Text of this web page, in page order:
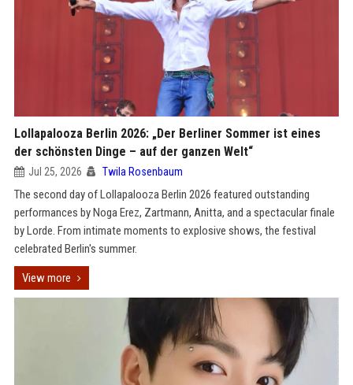
Lollapalooza Berlin 2026: „Der Berliner Sommer ist eines
der schönsten Dinge – auf der ganzen Welt“
Jul 25, 2026 Twila Rosenbaum
The second day of Lollapalooza Berlin 2026 featured outstanding
performances by Noga Erez, Zartmann, Anitta, and a spectacular finale
by Lorde. From intimate moments to explosive shows, the festival
celebrated Berlin's summer.
View more